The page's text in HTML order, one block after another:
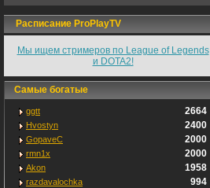
Расписание ProPlayTV
Мы ищем стримеров по League of Legends
и DOTA2!
Самые богатые
ggtt 2664
Hvostyn 2400
GopaveC 2000
rmn1x 2000
Akon 1958
razdavalochka 994